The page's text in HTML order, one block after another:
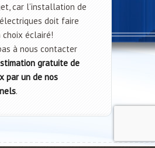
car l’installation de
doit faire
choix éclairé!
à nous contacter
gratuite de
par un de nos
.